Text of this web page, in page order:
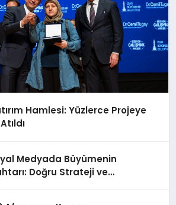
Hamlesi: Yüzlerce Projeye
Medyada Büyümenin
Doğru Strateji ve